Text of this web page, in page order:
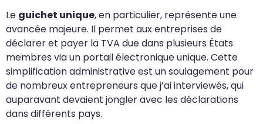
Le guichet unique, en particulier, représente une
avancée majeure. Il permet aux entreprises de
déclarer et payer la TVA due dans plusieurs États
membres via un portail électronique unique. Cette
simplification administrative est un soulagement pour
de nombreux entrepreneurs que j’ai interviewés, qui
auparavant devaient jongler avec les déclarations
dans différents pays.